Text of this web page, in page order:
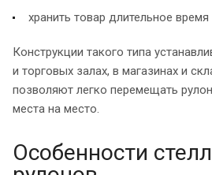
хранить товар длительное
Конструкции такого типа
и торговых залах, в магазинах и
позволяют легко перемещать
места на место.
Особенности